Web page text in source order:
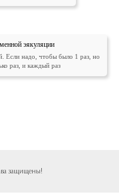
эякуляции
Если надо, чтобы было 1 раз, но
раз, и каждый раз
защищены!